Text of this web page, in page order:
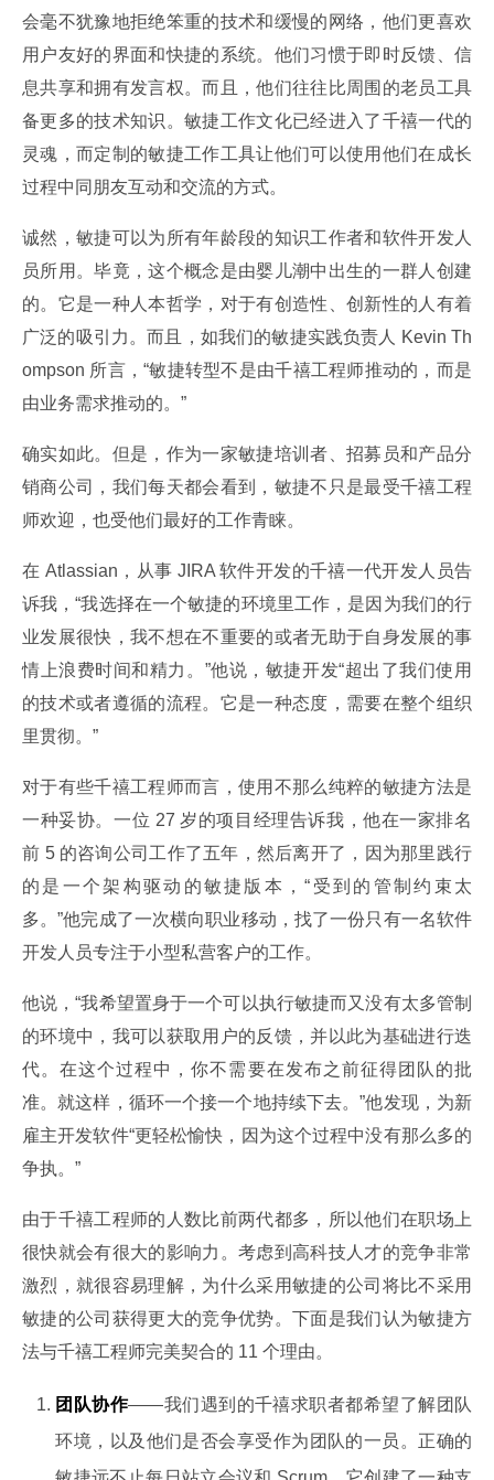
会毫不犹豫地拒绝笨重的技术和缓慢的网络，他们更喜欢
用户友好的界面和快捷的系统。他们习惯于即时反馈、信
息共享和拥有发言权。而且，他们往往比周围的老员工具
备更多的技术知识。敏捷工作文化已经进入了千禧一代的
灵魂，而定制的敏捷工作工具让他们可以使用他们在成长
过程中同朋友互动和交流的方式。
诚然，敏捷可以为所有年龄段的知识工作者和软件开发人
员所用。毕竟，这个概念是由婴儿潮中出生的一群人创建
的。它是一种人本哲学，对于有创造性、创新性的人有着
广泛的吸引力。而且，如我们的敏捷实践负责人 Kevin Th
ompson 所言，“敏捷转型不是由千禧工程师推动的，而是
由业务需求推动的。”
确实如此。但是，作为一家敏捷培训者、招募员和产品分
销商公司，我们每天都会看到，敏捷不只是最受千禧工程
师欢迎，也受他们最好的工作青睐。
在 Atlassian，从事 JIRA 软件开发的千禧一代开发人员告
诉我，“我选择在一个敏捷的环境里工作，是因为我们的行
业发展很快，我不想在不重要的或者无助于自身发展的事
情上浪费时间和精力。”他说，敏捷开发“超出了我们使用
的技术或者遵循的流程。它是一种态度，需要在整个组织
里贯彻。”
对于有些千禧工程师而言，使用不那么纯粹的敏捷方法是
一种妥协。一位 27 岁的项目经理告诉我，他在一家排名
前 5 的咨询公司工作了五年，然后离开了，因为那里践行
的是一个架构驱动的敏捷版本，“受到的管制约束太
多。”他完成了一次横向职业移动，找了一份只有一名软件
开发人员专注于小型私营客户的工作。
他说，“我希望置身于一个可以执行敏捷而又没有太多管制
的环境中，我可以获取用户的反馈，并以此为基础进行迭
代。在这个过程中，你不需要在发布之前征得团队的批
准。就这样，循环一个接一个地持续下去。”他发现，为新
雇主开发软件“更轻松愉快，因为这个过程中没有那么多的
争执。”
由于千禧工程师的人数比前两代都多，所以他们在职场上
很快就会有很大的影响力。考虑到高科技人才的竞争非常
激烈，就很容易理解，为什么采用敏捷的公司将比不采用
敏捷的公司获得更大的竞争优势。下面是我们认为敏捷方
法与千禧工程师完美契合的 11 个理由。
团队协作——我们遇到的千禧求职者都希望了解团队
环境，以及他们是否会享受作为团队的一员。正确的